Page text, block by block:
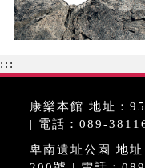
:::
康樂本館 地址：
| 電話：089-
卑南遺址公園 地